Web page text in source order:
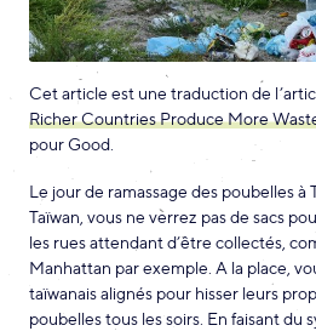
Cet article est une traduction de
Richer Countries Produce More
pour Good.
Le jour de ramassage des poubelles à
Taïwan, vous ne verrez pas de sacs
les rues attendant d’être collectés,
Manhattan par exemple. A la place,
taïwanais alignés pour hisser leurs
poubelles tous les soirs. En faisant du